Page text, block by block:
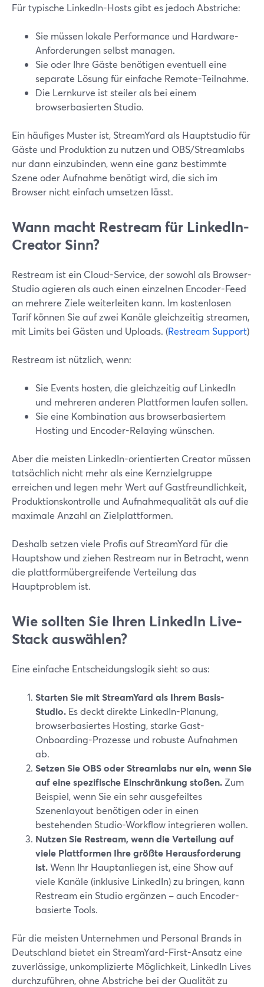
Für typische LinkedIn-Hosts gibt es jedoch Abstriche:
Sie müssen lokale Performance und Hardware-
Anforderungen selbst managen.
Sie oder Ihre Gäste benötigen eventuell eine
separate Lösung für einfache Remote-Teilnahme.
Die Lernkurve ist steiler als bei einem
browserbasierten Studio.
Ein häufiges Muster ist, StreamYard als Hauptstudio für
Gäste und Produktion zu nutzen und OBS/Streamlabs
nur dann einzubinden, wenn eine ganz bestimmte
Szene oder Aufnahme benötigt wird, die sich im
Browser nicht einfach umsetzen lässt.
Wann macht Restream für LinkedIn-
Creator Sinn?
Restream ist ein Cloud-Service, der sowohl als Browser-
Studio agieren als auch einen einzelnen Encoder-Feed
an mehrere Ziele weiterleiten kann. Im kostenlosen
Tarif können Sie auf zwei Kanäle gleichzeitig streamen,
mit Limits bei Gästen und Uploads. (Restream Support)
Restream ist nützlich, wenn:
Sie Events hosten, die gleichzeitig auf LinkedIn
und mehreren anderen Plattformen laufen sollen.
Sie eine Kombination aus browserbasiertem
Hosting und Encoder-Relaying wünschen.
Aber die meisten LinkedIn-orientierten Creator müssen
tatsächlich nicht mehr als eine Kernzielgruppe
erreichen und legen mehr Wert auf Gastfreundlichkeit,
Produktionskontrolle und Aufnahmequalität als auf die
maximale Anzahl an Zielplattformen.
Deshalb setzen viele Profis auf StreamYard für die
Hauptshow und ziehen Restream nur in Betracht, wenn
die plattformübergreifende Verteilung das
Hauptproblem ist.
Wie sollten Sie Ihren LinkedIn Live-
Stack auswählen?
Eine einfache Entscheidungslogik sieht so aus:
Starten Sie mit StreamYard als Ihrem Basis-
Studio. Es deckt direkte LinkedIn-Planung,
browserbasiertes Hosting, starke Gast-
Onboarding-Prozesse und robuste Aufnahmen
ab.
Setzen Sie OBS oder Streamlabs nur ein, wenn Sie
auf eine spezifische Einschränkung stoßen. Zum
Beispiel, wenn Sie ein sehr ausgefeiltes
Szenenlayout benötigen oder in einen
bestehenden Studio-Workflow integrieren wollen.
Nutzen Sie Restream, wenn die Verteilung auf
viele Plattformen Ihre größte Herausforderung
ist.Wenn Ihr Hauptanliegen ist, eine Show auf
viele Kanäle (inklusive LinkedIn) zu bringen, kann
Restream ein Studio ergänzen – auch Encoder-
basierte Tools.
Für die meisten Unternehmen und Personal Brands in
Deutschland bietet ein StreamYard-First-Ansatz eine
zuverlässige, unkomplizierte Möglichkeit, LinkedIn Lives
durchzuführen, ohne Abstriche bei der Qualität zu